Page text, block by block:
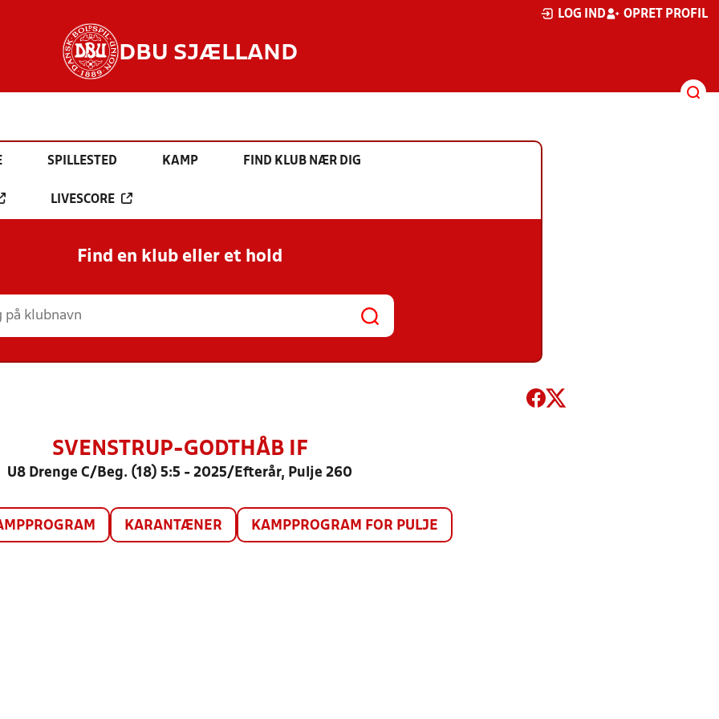
LOG IND OPRET PROFIL
DBU SJÆLLAND
SPILLESTED KAMP FIND KLUB NÆR DIG
LIVESCORE
Find en klub eller et hold
SVENSTRUP-GODTHÅB IF
U8 Drenge C/Beg. (18) 5:5 - 2025/Efterår, Pulje 260
KARANTÆNER KAMPPROGRAM FOR PULJE